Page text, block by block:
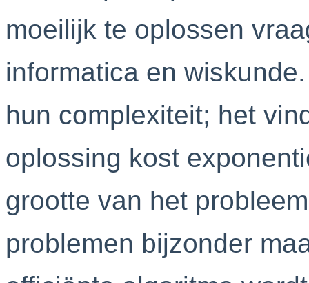
moeilijk te oplossen
informatica en
hun complexiteit; het
oplossing kost
grootte van het
problemen bijzonder